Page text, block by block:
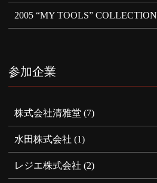
2005 “MY TOOLS” COLLECTION
参加企業
株式会社清雅堂 (7)
水田株式会社 (1)
レジエ株式会社 (2)